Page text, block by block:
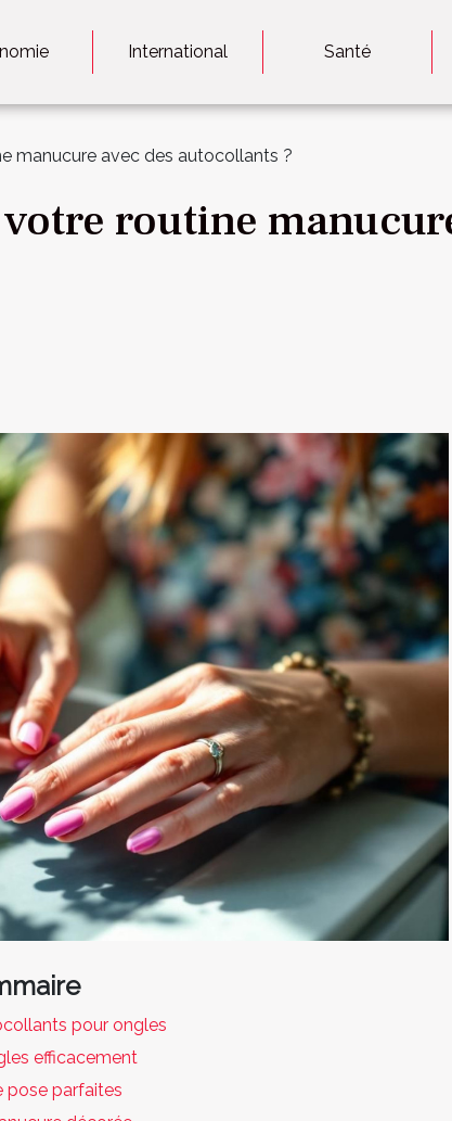
International Santé
manucure avec des autocollants ?
routine
pour ongles
efficacement
pose parfaites